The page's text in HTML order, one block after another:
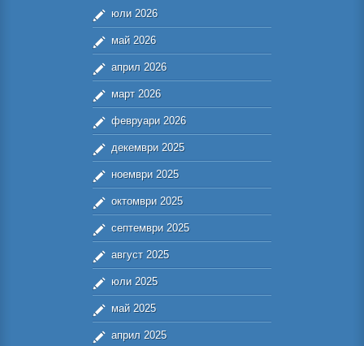
юли 2026
май 2026
април 2026
март 2026
февруари 2026
декември 2025
ноември 2025
октомври 2025
септември 2025
август 2025
юли 2025
май 2025
април 2025